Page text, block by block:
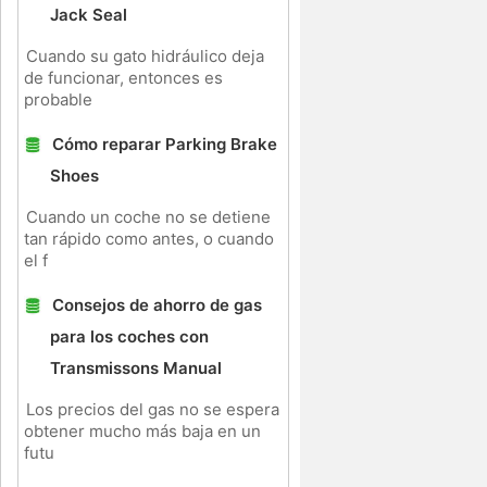
Jack Seal
Cuando su gato hidráulico deja
de funcionar, entonces es
probable
Cómo reparar Parking Brake
Shoes
Cuando un coche no se detiene
tan rápido como antes, o cuando
el f
Consejos de ahorro de gas
para los coches con
Transmissons Manual
Los precios del gas no se espera
obtener mucho más baja en un
futu